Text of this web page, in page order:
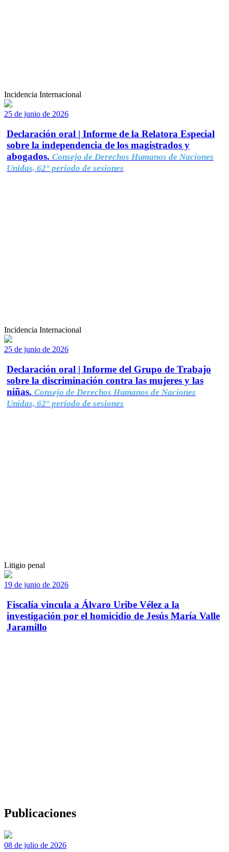
Incidencia Internacional
25 de junio de 2026
Declaración oral | Informe de la Relatora Especial
sobre la independencia de los magistrados y
abogados. Consejo de Derechos Humanos de Naciones
Unidas, 62° período de sesiones
Incidencia Internacional
25 de junio de 2026
Declaración oral | Informe del Grupo de Trabajo
sobre la discriminación contra las mujeres y las
niñas. Consejo de Derechos Humanos de Naciones
Unidas, 62° período de sesiones
Litigio penal
19 de junio de 2026
Fiscalía vincula a Álvaro Uribe Vélez a la
investigación por el homicidio de Jesús María Valle
Jaramillo
Publicaciones
08 de julio de 2026